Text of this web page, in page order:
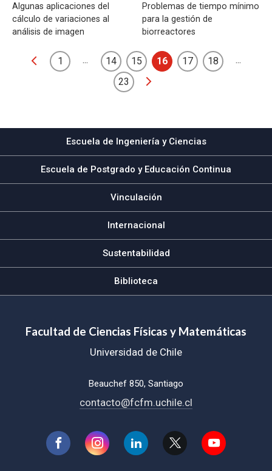
Algunas aplicaciones del
cálculo de variaciones al
análisis de imagen
Problemas de tiempo mínimo
para la gestión de
biorreactores
1 ... 14 15 16 17 18
...
23
Escuela de Ingeniería y Ciencias
Escuela de Postgrado y Educación Continua
Vinculación
Internacional
Sustentabilidad
Biblioteca
Facultad de Ciencias Físicas y Matemáticas
Universidad de Chile
Beauchef 850, Santiago
contacto@fcfm.uchile.cl